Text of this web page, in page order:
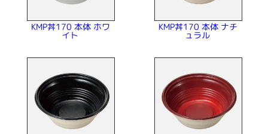
KMP丼170 本体 ホワ
イト
KMP丼170 本体 ナチ
ュラル